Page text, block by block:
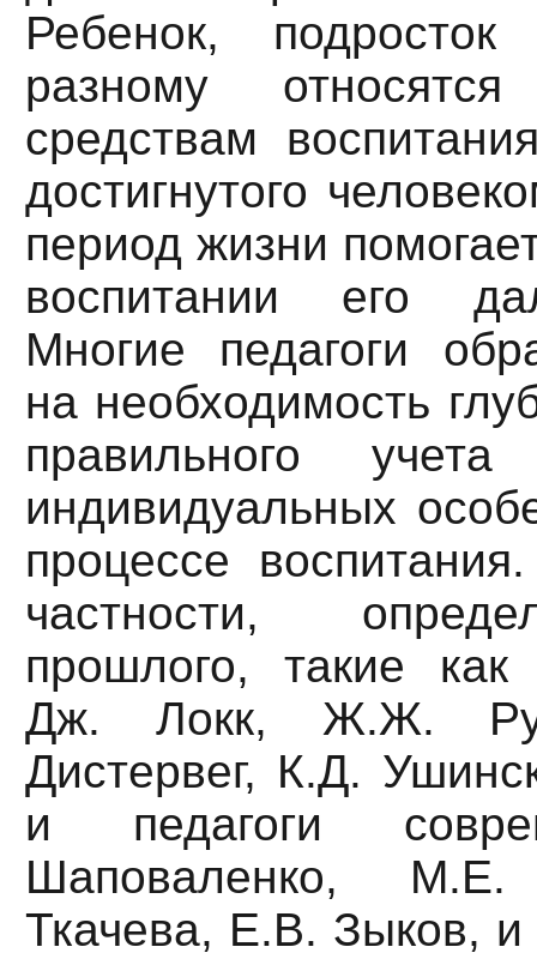
Ребенок,
разному
средствам
достигнутого
период жизни
воспитании его
Многие педагоги
на необходимость
правильного
индивидуальных
процессе
частности,
прошлого, такие
Дж. Локк, Ж.Ж.
Дистервег, К.Д.
и педагоги
Шаповаленко,
Ткачева, Е.В. Зыков,